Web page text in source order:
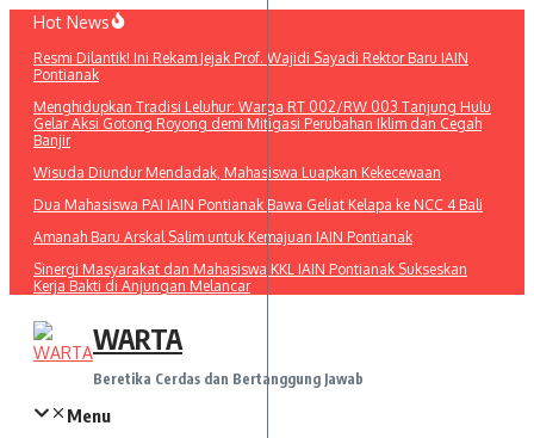
Lewati
konten
Hot News
Resmi Dilantik! Ini Rekam Jejak Prof. Wajidi Sayadi Rektor Baru IAIN
Pontianak
Menghidupkan Tradisi Leluhur: Warga RT 002/RW 003 Tanjung Hulu
Gelar Aksi Gotong Royong demi Mitigasi Perubahan Iklim dan Cegah
Banjir
Wisuda Diundur Mendadak, Mahasiswa Luapkan Kekecewaan
Dua Mahasiswa PAI IAIN Pontianak Bawa Geliat Kelapa ke NCC 4 Bali
Amanah Baru Arskal Salim untuk Kemajuan IAIN Pontianak
Sinergi Masyarakat dan Mahasiswa KKL IAIN Pontianak Sukseskan
Kerja Bakti di Anjungan Melancar
WARTA
Beretika Cerdas dan Bertanggung Jawab
Menu